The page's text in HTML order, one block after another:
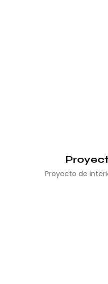
Proyecto de